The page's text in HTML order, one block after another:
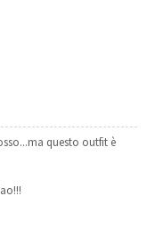
questo outfit è